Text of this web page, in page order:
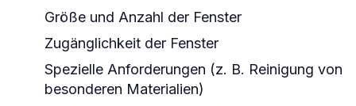
Größe und Anzahl der Fenster
Zugänglichkeit der Fenster
Spezielle Anforderungen (z. B. Reinigung von
besonderen Materialien)